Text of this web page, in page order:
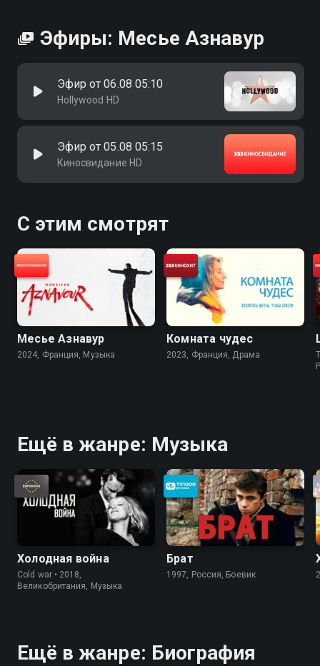
Эфиры: Месье Азнавур
Эфир от 06.08 05:10
Hollywood HD
Эфир от 05.08 05:15
Киносвидание HD
С этим смотрят
Месье Азнавур
2024, Франция, Музыка
Комната чудес
2023, Франция, Драма
Ещё в жанре: Музыка
Холодная война
Cold war • 2018,
Великобритания, Музыка
Брат
1997, Россия, Боевик
Ещё в жанре: Биография